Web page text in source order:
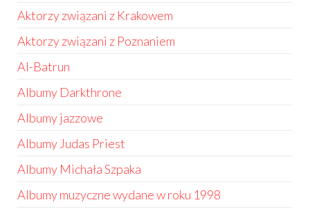
Aktorzy związani z Krakowem
Aktorzy związani z Poznaniem
Al-Batrun
Albumy Darkthrone
Albumy jazzowe
Albumy Judas Priest
Albumy Michała Szpaka
Albumy muzyczne wydane w roku 1998